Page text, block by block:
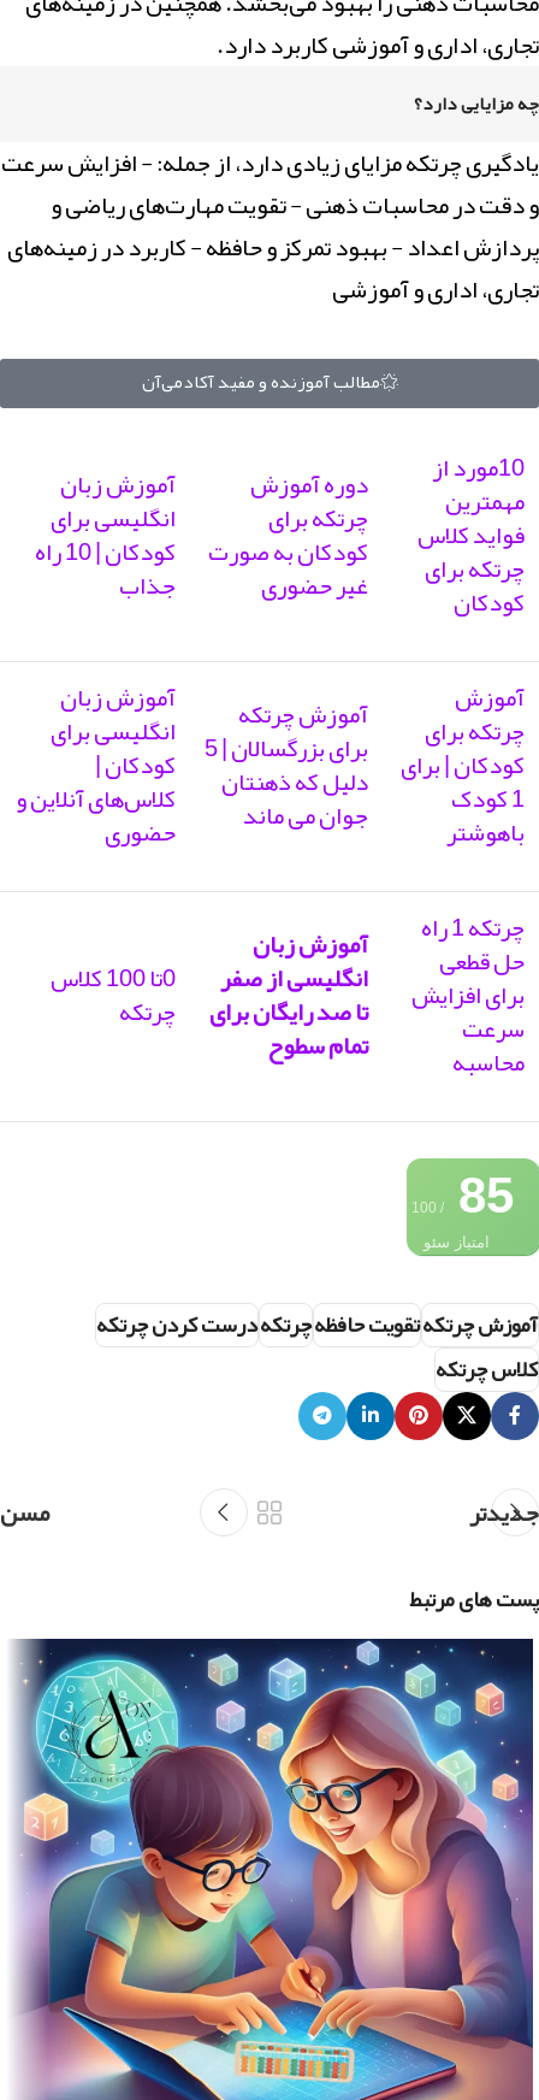
تجاری، اداری و آموزشی کاربرد دارد.
چه مزایایی دارد؟
یادگیری چرتکه مزایای زیادی دارد، از جمله: - افزایش سرعت
و دقت در محاسبات ذهنی - تقویت مهارت‌های ریاضی و
پردازش اعداد - بهبود تمرکز و حافظه - کاربرد در زمینه‌های
تجاری، اداری و آموزشی
مطالب آموزنده و مفید آکادمی‌آن
10مورد از
مهمترین
فواید کلاس
چرتکه برای
کودکان
دوره‌ آموزش
چرتکه برای
کودکان به صورت
غیر حضوری
آموزش زبان
انگلیسی برای
کودکان | 10 راه
جذاب
آموزش
چرتکه برای
کودکان | برای
1 کودک
باهوشتر
آموزش چرتکه
برای بزرگسالان | 5
دلیل که ذهنتان
جوان می ماند
آموزش زبان
انگلیسی برای
کودکان |
کلاس‌های آنلاین و
حضوری
چرتکه 1 راه
حل قطعی
برای افزایش
سرعت
محاسبه
آموزش زبان
انگلیسی از صفر
تا صد رایگان برای
تمام سطوح
0تا 100 کلاس
چرتکه
85
/ 100
امتیاز سئو
آموزش چرتکهتقویت حافظهچرتکهدرست کردن چرتکه
کلاس چرتکه
جدیدتر مسن
پست های مرتبط